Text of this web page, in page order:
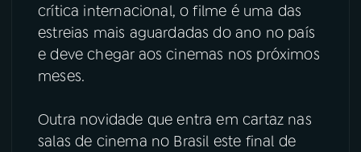
Instagram X
crítica internacional, o filme é uma das
estreias mais aguardadas do ano no país
e deve chegar aos cinemas nos próximos
meses.
Outra novidade que entra em cartaz nas
salas de cinema no Brasil este final de